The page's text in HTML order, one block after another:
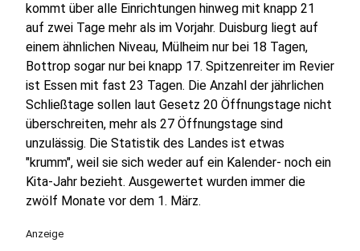
kommt über alle Einrichtungen hinweg mit knapp 21
auf zwei Tage mehr als im Vorjahr. Duisburg liegt auf
einem ähnlichen Niveau, Mülheim nur bei 18 Tagen,
Bottrop sogar nur bei knapp 17. Spitzenreiter im Revier
ist Essen mit fast 23 Tagen. Die Anzahl der jährlichen
Schließtage sollen laut Gesetz 20 Öffnungstage nicht
überschreiten, mehr als 27 Öffnungstage sind
unzulässig. Die Statistik des Landes ist etwas
"krumm", weil sie sich weder auf ein Kalender- noch ein
Kita-Jahr bezieht. Ausgewertet wurden immer die
zwölf Monate vor dem 1. März.
Anzeige